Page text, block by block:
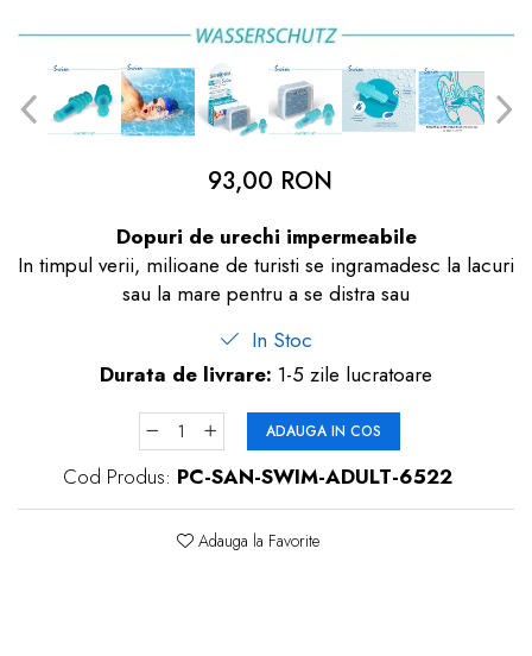
Produse îngrijire copii
Igiena copii
93,00 RON
Dopuri de urechi impermeabile
In timpul verii, milioane de turisti se ingramadesc la lacuri
sau la mare pentru a se distra sau
In Stoc
Durata de livrare: 1-5 zile lucratoare
ADAUGA IN COS
Cod Produs: PC-SAN-SWIM-ADULT-6522
Adauga la Favorite